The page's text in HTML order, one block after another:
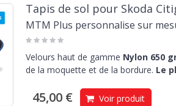
Tapis de sol pour Skoda
MTM Plus personnalise sur
Velours haut de gamme Nylon 650
de la moquette et de la bordure. Le
45,00 € Voir produit